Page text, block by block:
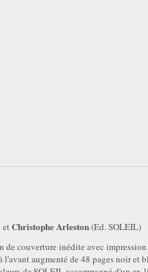
etChristophe Arleston(Ed. SOLEIL)
couverture inédite avec impression
augmenté de 48 pages noir et